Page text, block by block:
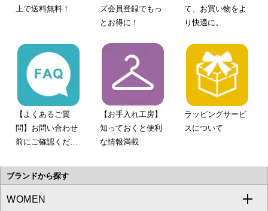
上で送料無料！
ズ会員登録でもっ
とお得に！
て、お買い物をよ
り快適に。
【よくあるご質
問】お問い合わせ
前にご確認くださ
【お手入れ工房】
知っておくと便利
な情報満載
ラッピングサービ
スについて
ブランドから探す
WOMEN